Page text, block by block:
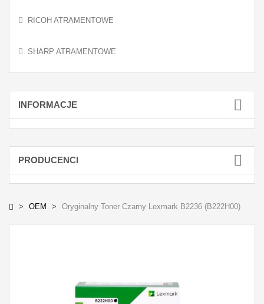
RICOH ATRAMENTOWE
SHARP ATRAMENTOWE
INFORMACJE
PRODUCENCI
OEM Oryginalny Toner Czarny Lexmark B2236 (B222H00)